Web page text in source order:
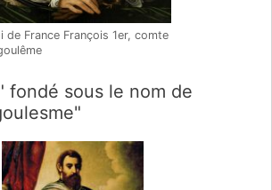
de France François 1er, comte
fondé sous le nom de